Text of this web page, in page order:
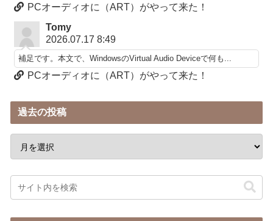
PCオーディオに（ART）がやって来た！
Tomy
2026.07.17 8:49
補足です。本文で、WindowsのVirtual Audio Deviceで何も...
PCオーディオに（ART）がやって来た！
過去の投稿